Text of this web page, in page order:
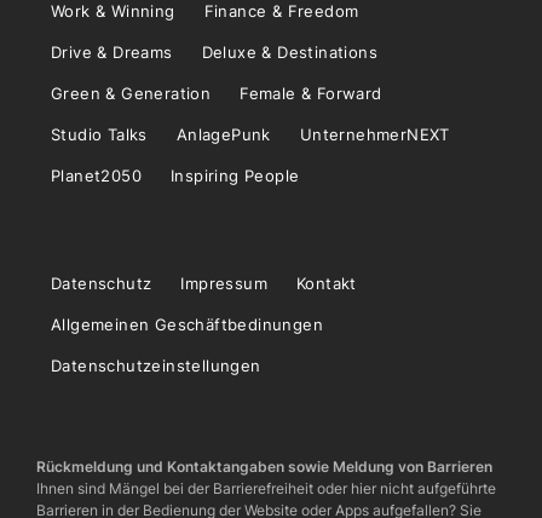
Work & Winning Finance & Freedom
Drive & Dreams Deluxe & Destinations
Green & Generation Female & Forward
Studio Talks AnlagePunk UnternehmerNEXT
Planet2050 Inspiring People
Datenschutz Impressum Kontakt
Allgemeinen Geschäftbedinungen
Datenschutzeinstellungen
Rückmeldung und Kontaktangaben sowie Meldung von Barrieren
Ihnen sind Mängel bei der Barrierefreiheit oder hier nicht aufgeführte
Barrieren in der Bedienung der Website oder Apps aufgefallen? Sie